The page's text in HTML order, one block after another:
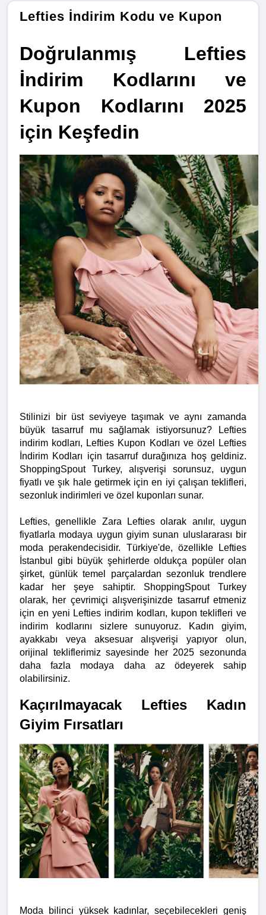
Lefties İndirim Kodu ve Kupon
Doğrulanmış Lefties
İndirim Kodlarını ve
Kupon Kodlarını 2025
için Keşfedin
Stilinizi bir üst seviyeye taşımak ve aynı zamanda
büyük tasarruf mu sağlamak istiyorsunuz? Lefties
indirim kodları, Lefties Kupon Kodları ve özel Lefties
İndirim Kodları için tasarruf durağınıza hoş geldiniz.
ShoppingSpout Turkey, alışverişi sorunsuz, uygun
fiyatlı ve şık hale getirmek için en iyi çalışan teklifleri,
sezonluk indirimleri ve özel kuponları sunar.
Lefties, genellikle Zara Lefties olarak anılır, uygun
fiyatlarla modaya uygun giyim sunan uluslararası bir
moda perakendecisidir. Türkiye'de, özellikle Lefties
İstanbul gibi büyük şehirlerde oldukça popüler olan
şirket, günlük temel parçalardan sezonluk trendlere
kadar her şeye sahiptir. ShoppingSpout Turkey
olarak, her çevrimiçi alışverişinizde tasarruf etmeniz
için en yeni Lefties indirim kodları, kupon teklifleri ve
indirim kodlarını sizlere sunuyoruz. Kadın giyim,
ayakkabı veya aksesuar alışverişi yapıyor olun,
orijinal tekliflerimiz sayesinde her 2025 sezonunda
daha fazla modaya daha az ödeyerek sahip
olabilirsiniz.
Kaçırılmayacak Lefties Kadın
Giyim Fırsatları
Moda bilinci yüksek kadınlar, seçebilecekleri geniş